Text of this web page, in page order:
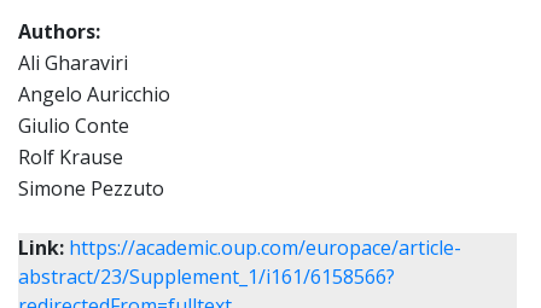
Authors:
Ali Gharaviri
Angelo Auricchio
Giulio Conte
Rolf Krause
Simone Pezzuto
Link: https://academic.oup.com/europace/article-
abstract/23/Supplement_1/i161/6158566?